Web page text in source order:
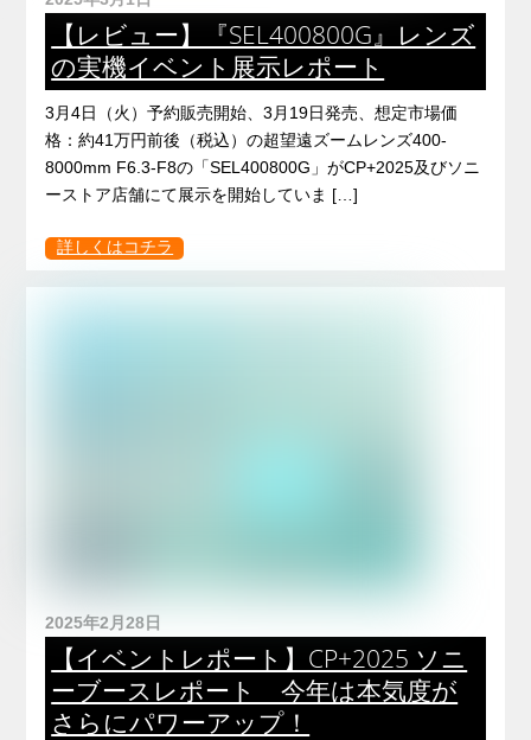
【レビュー】『SEL400800G』レンズ
の実機イベント展示レポート
3月4日（火）予約販売開始、3月19日発売、想定市場価
格：約41万円前後（税込）の超望遠ズームレンズ400-
8000mm F6.3-F8の「SEL400800G」がCP+2025及びソニ
ーストア店舗にて展示を開始していま […]
詳しくはコチラ
2025年2月28日
【イベントレポート】CP+2025 ソニ
ーブースレポート 今年は本気度が
さらにパワーアップ！